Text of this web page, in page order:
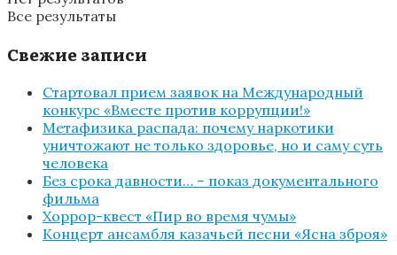
Все результаты
Свежие записи
Стартовал прием заявок на Международный
конкурс «Вместе против коррупции!»
Метафизика распада: почему наркотики
уничтожают не только здоровье, но и саму суть
человека
Без срока давности… – показ документального
фильма
Хоррор-квест «Пир во время чумы»
Концерт ансамбля казачьей песни «Ясна зброя»